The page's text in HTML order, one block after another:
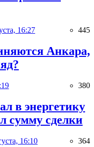
16:27 445
Анкара,
380
в энергетику
сумму сделки
16:10 364